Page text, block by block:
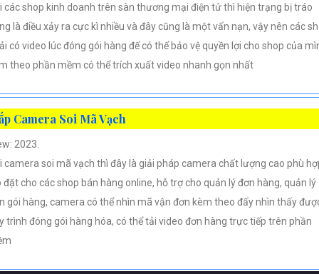
các shop kinh doanh trên sàn thương mại điện tử thì hiện trạng bị tráo
là điều xảy ra cực kì nhiều và đây cũng là một vấn nạn, vậy nên các
có video lúc đóng gói hàng để có thể bảo vệ quyền lợi cho shop của
theo phần mềm có thể trích xuất video nhanh gọn nhất
Camera Soi Mã Vạch
2023.
camera soi mã vạch thì đây là giải pháp camera chất lượng cao phù
đặt cho các shop bán hàng online, hỗ trợ cho quản lý đơn hàng, quản lý
gói hàng, camera có thể nhìn mã vận đơn kèm theo đấy nhìn thấy
trình đóng gói hàng hóa, có thể tải video đơn hàng trực tiếp trên phần